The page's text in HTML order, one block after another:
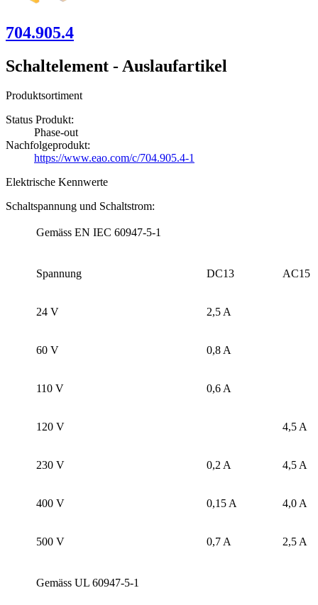
704.905.4
Schaltelement - Auslaufartikel
Produktsortiment
Status Produkt:
Phase-out
Nachfolgeprodukt:
https://www.eao.com/c/704.905.4-1
Elektrische Kennwerte
Schaltspannung und Schaltstrom:
Gemäss EN IEC 60947-5-1
Spannung DC13 AC15
24 V 2,5 A
60 V 0,8 A
110 V 0,6 A
120 V 4,5 A
230 V 0,2 A 4,5 A
400 V 0,15 A 4,0 A
500 V 0,7 A 2,5 A
Gemäss UL 60947-5-1